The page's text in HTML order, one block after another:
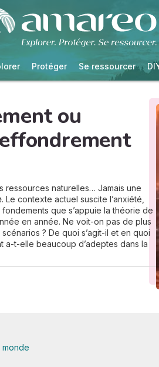
Protéger Se ressourcer
ou
naturelles… Jamais une
contexte actuel suscite l’anxiété,
que s’appuie la théorie de
en année. Ne voit-on pas de plus
? De quoi s’agit-il et en quoi
a-t-elle beaucoup d’adeptes dans la